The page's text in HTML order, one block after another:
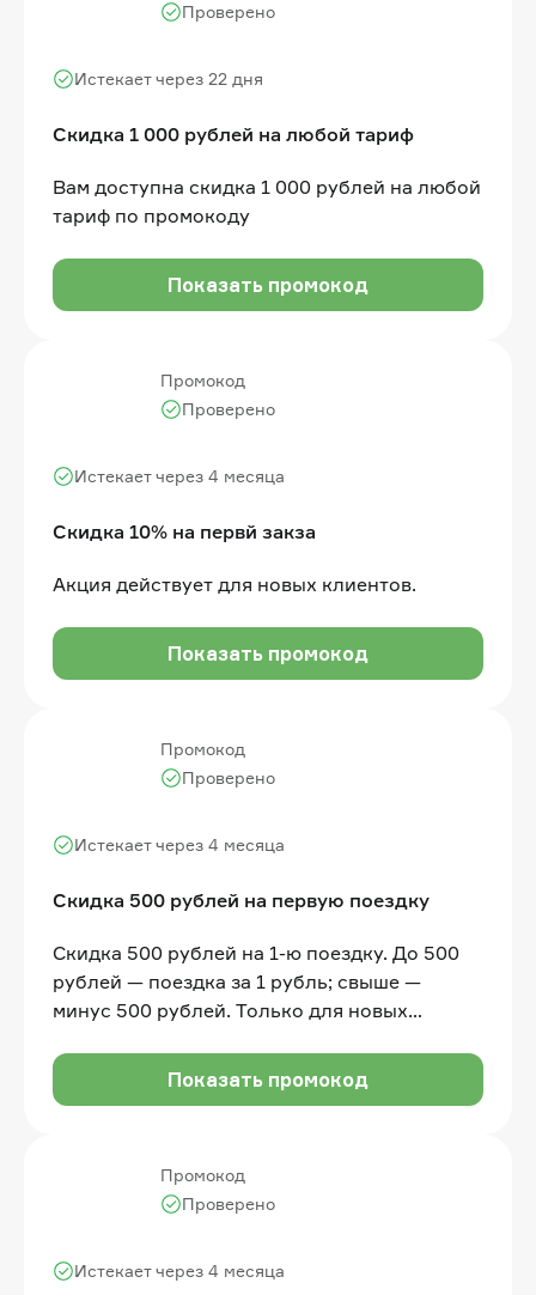
Скидка 1 000 рублей на любой тариф
Истекает через 22 дня
Проверено
Вам доступна скидка 1 000 рублей на любой
тариф по промокоду
Показать промокод
Промокод
Скидка 10% на первй закза
Истекает через 4 месяца
Проверено
Акция действует для новых клиентов.
Показать промокод
Промокод
Скидка 500 рублей на первую поездку
Истекает через 4 месяца
Проверено
Скидка 500 рублей на 1-ю поездку. До 500
рублей — поездка за 1 рубль; свыше —
минус 500 рублей. Только для новых
Фикс тарифыПоказать промокод
Промокод
Истекает через 4 месяца
Проверено